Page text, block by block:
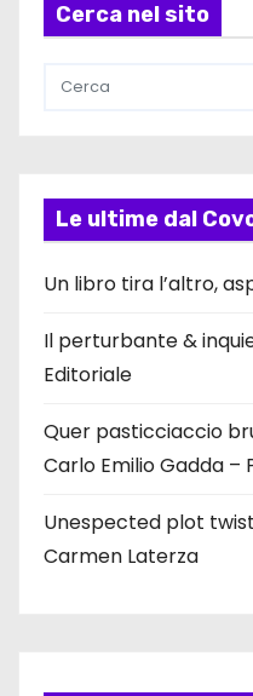
Cerca nel sito
Le ultime dal
Un libro tira l’altro,
Il perturbante &
Editoriale
Quer pasticciaccio
Carlo Emilio Gadda –
Unespected plot
Carmen Laterza